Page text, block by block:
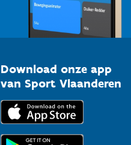
Download onze app
van Sport Vlaanderen